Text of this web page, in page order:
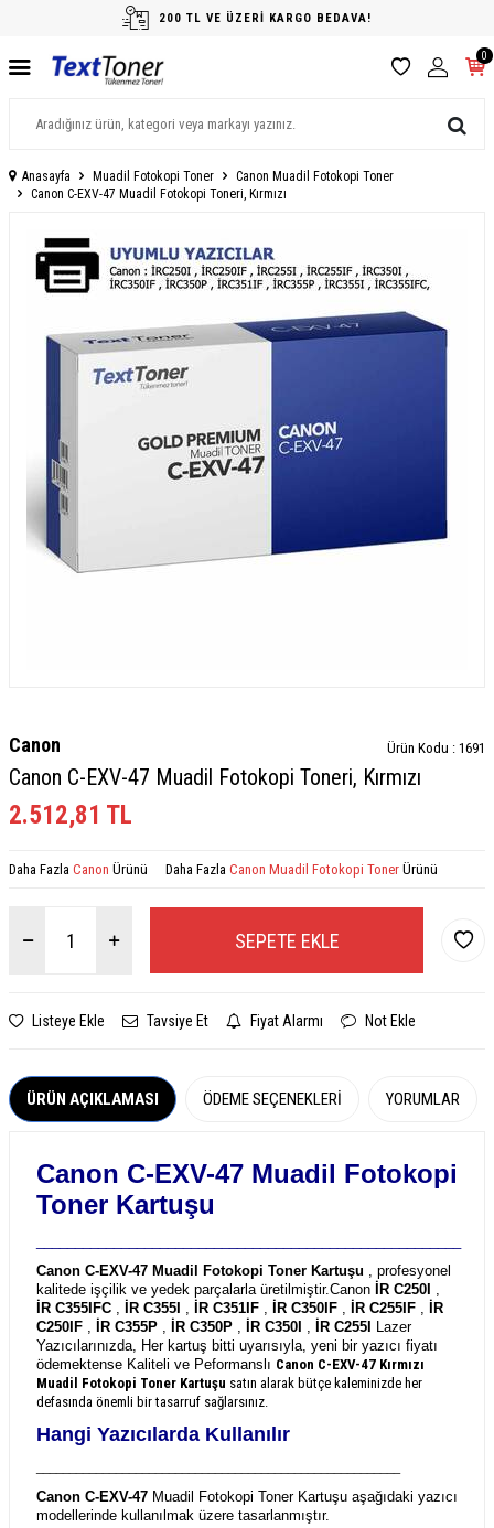
200 TL VE ÜZERİ KARGO BEDAVA!
0
Anasayfa Muadil Fotokopi Toner
Canon Muadil Fotokopi Toner
Canon C-EXV-47 Muadil Fotokopi Toneri, Kırmızı
Canon Ürün Kodu : 1691
Canon C-EXV-47 Muadil Fotokopi Toneri, Kırmızı
2.512,81 TL
Daha Fazla Canon Ürünü Daha Fazla Canon Muadil Fotokopi Toner Ürünü
SEPETE EKLE
Listeye Ekle Tavsiye Et Fiyat Alarmı Not Ekle
ÜRÜN AÇIKLAMASI ÖDEME SEÇENEKLERI YORUMLAR
Canon C-EXV-47 Muadil Fotokopi
Toner Kartuşu
Canon C-EXV-47 Muadil Fotokopi Toner Kartuşu , profesyonel
kalitede işçilik ve yedek parçalarla üretilmiştir.Canon İR C250I ,
İR C355IFC , İR C355I , İR C351IF , İR C350IF , İR C255IF , İR
C250IF , İR C355P , İR C350P , İR C350I , İR C255I
Lazer
Yazıcılarınızda, Her kartuş bitti uyarısıyla, yeni bir yazıcı fiyatı
ödemektense Kaliteli ve Peformanslı Canon C-EXV-47 Kırmızı
Muadil Fotokopi Toner Kartuşu satın alarak bütçe kaleminizde her
defasında önemli bir tasarruf sağlarsınız.
Hangi Yazıcılarda Kullanılır
Canon C-EXV-47 Muadil Fotokopi Toner Kartuşu aşağıdaki yazıcı
modellerinde kullanılmak üzere tasarlanmıştır.